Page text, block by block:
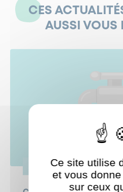
CES
AUSSI VOUS
VIE PRATIQUE
Ce site utilise
et vous
sur ceux